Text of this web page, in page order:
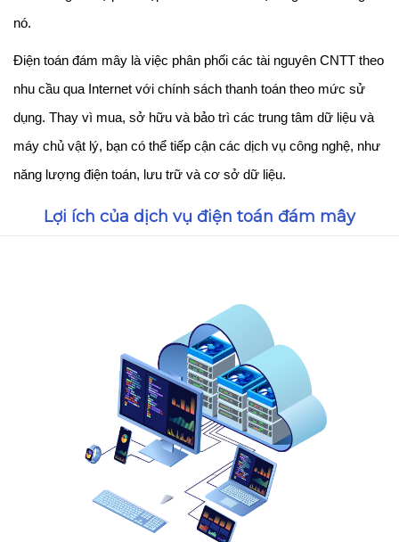
nó.
Điện toán đám mây là việc phân phối các tài nguyên CNTT theo
nhu cầu qua Internet với chính sách thanh toán theo mức sử
dụng. Thay vì mua, sở hữu và bảo trì các trung tâm dữ liệu và
máy chủ vật lý, bạn có thể tiếp cận các dịch vụ công nghệ, như
năng lượng điện toán, lưu trữ và cơ sở dữ liệu.
Lợi ích của dịch vụ điện toán đám mây